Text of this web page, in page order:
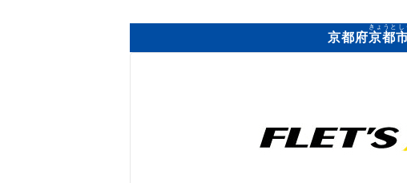
京都府京都
きょうと